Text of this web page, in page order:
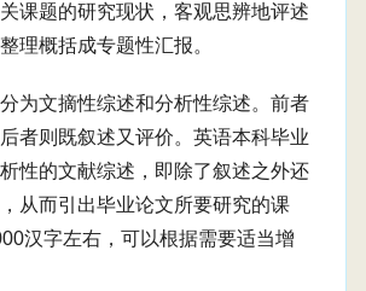
课题的研究现状，客观思辨地评述
理概括成专题性汇报。
为文摘性综述和分析性综述。前者
者则既叙述又评价。英语本科毕业
性的文献综述，即除了叙述之外还
从而引出毕业论文所要研究的课
汉字左右，可以根据需要适当增